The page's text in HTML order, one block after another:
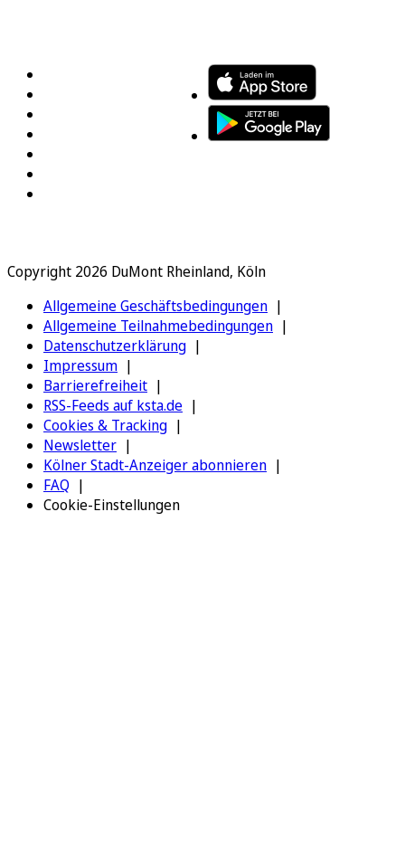
Copyright 2026 DuMont Rheinland, Köln
Allgemeine Geschäftsbedingungen
Allgemeine Teilnahmebedingungen
Datenschutzerklärung
Impressum
Barrierefreiheit
RSS-Feeds auf ksta.de
Cookies & Tracking
Newsletter
Kölner Stadt-Anzeiger abonnieren
FAQ
Cookie-Einstellungen